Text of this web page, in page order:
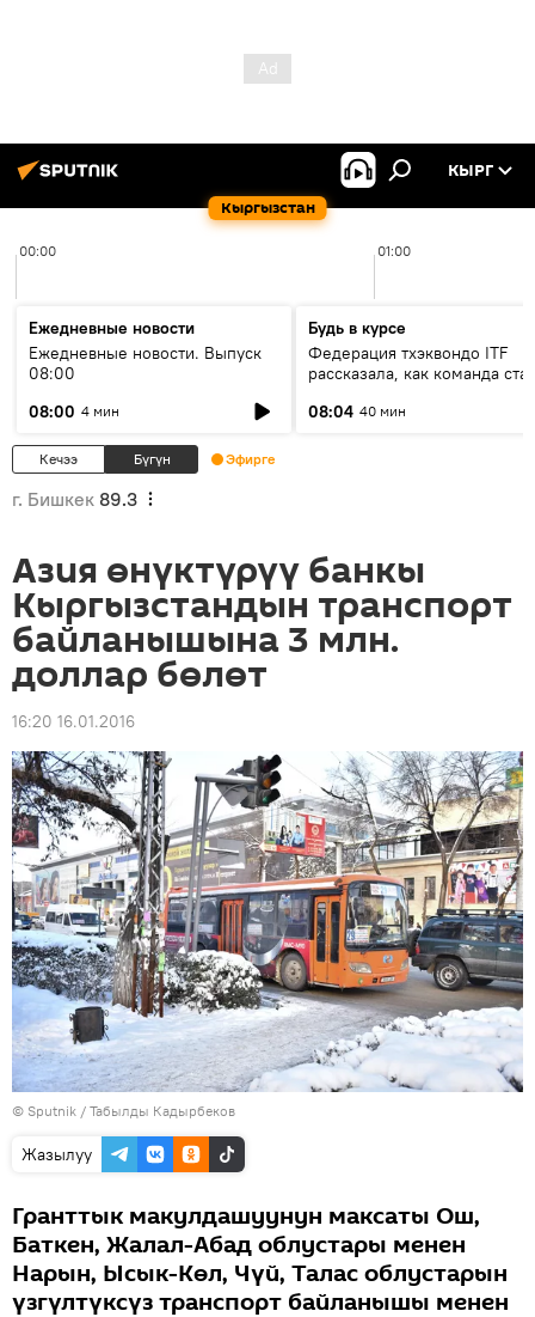
Кыргызстан
КЫРГ
00:00 01:00
Ежедневные новости
Ежедневные новости. Выпуск
08:00
08:00 4 мин
Будь в курсе
Федерация тхэквондо ITF
рассказала, как команда
08:04 40 мин
Кечээ Бүгүн Эфирге
г. Бишкек 89.3
Азия өнүктүрүү банкы
Кыргызстандын транспорт
байланышына 3 млн.
доллар бөлөт
16:20 16.01.2016
© Sputnik / Табылды Кадырбеков
Жазылуу
Гранттык макулдашуунун максаты Ош,
Баткен, Жалал-Абад облустары менен
Нарын, Ысык-Көл, Чүй, Талас облустарын
үзгүлтүксүз транспорт байланышы менен